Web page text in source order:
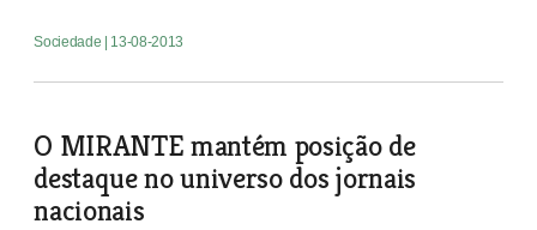
Sociedade | 13-08-2013
O MIRANTE mantém posição de
destaque no universo dos jornais
nacionais